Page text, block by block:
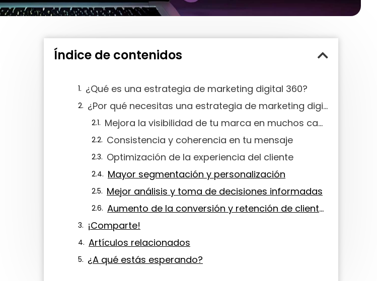
Índice de contenidos
¿Qué es una estrategia de marketing digital 360?
¿Por qué necesitas una estrategia de marketing digital 360?
Mejora la visibilidad de tu marca en muchos canales
Consistencia y coherencia en tu mensaje
Optimización de la experiencia del cliente
Mayor segmentación y personalización
Mejor análisis y toma de decisiones informadas
Aumento de la conversión y retención de clientes
¡Comparte!
Artículos relacionados
¿A qué estás esperando?